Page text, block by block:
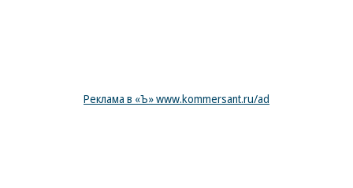
Реклама в «Ъ» www.kommersant.ru/ad